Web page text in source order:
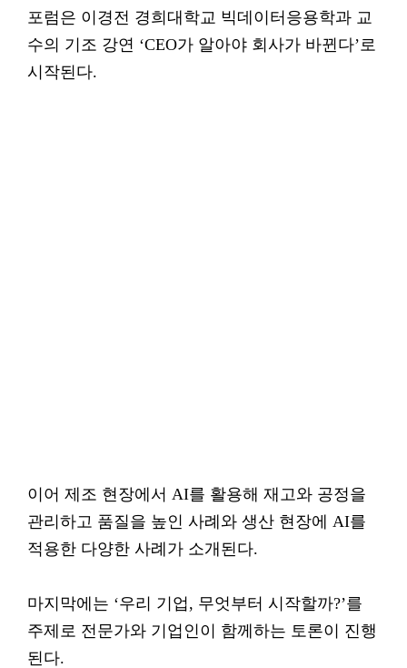
포럼은 이경전 경희대학교 빅데이터응용학과 교
수의 기조 강연 ‘CEO가 알아야 회사가 바뀐다’로
시작된다.
이어 제조 현장에서 AI를 활용해 재고와 공정을
관리하고 품질을 높인 사례와 생산 현장에 AI를
적용한 다양한 사례가 소개된다.
마지막에는 ‘우리 기업, 무엇부터 시작할까?’를
주제로 전문가와 기업인이 함께하는 토론이 진행
된다.